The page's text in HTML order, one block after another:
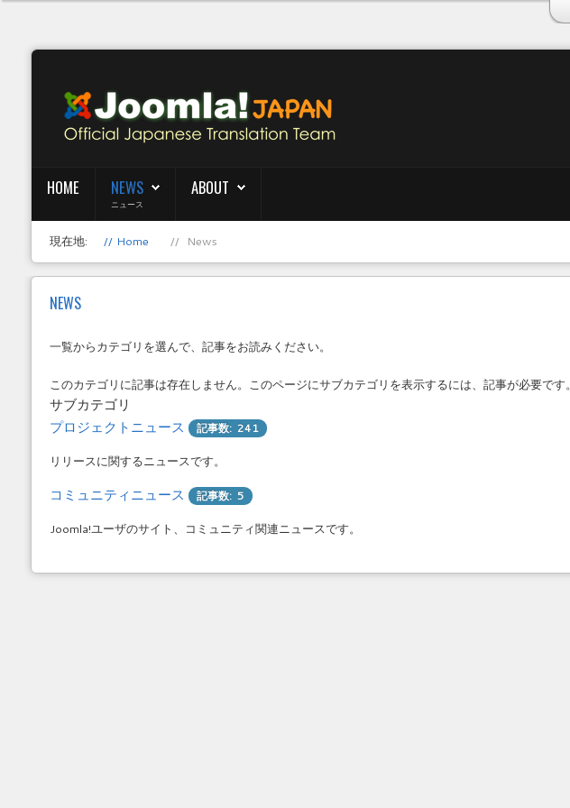
HOME NEWS
ニュース
ABOUT
現在地: Home News
NEWS
一覧からカテゴリを選んで、記事をお読みください。
このカテゴリに記事は存在しません。このページにサブカテゴリを表示するには、記事が必要です。
サブカテゴリ
プロジェクトニュース
記事数: 241
リリースに関するニュースです。
コミュニティニュース 記事数: 5
Joomla!ユーザのサイト、コミュニティ関連ニュースです。